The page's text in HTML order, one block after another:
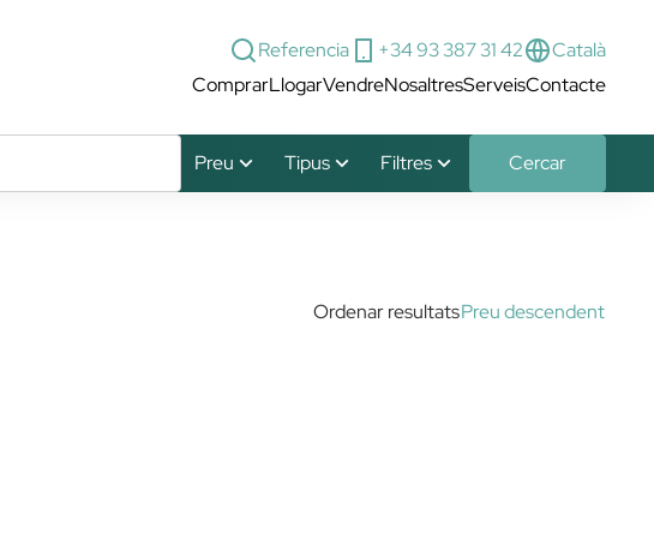
Referencia +34 93 387 31 42
Català
ComprarLlogarVendreNosaltresServeisContacte
Preu Tipus Filtres Cercar
Ordenar resultatsPreu descendent